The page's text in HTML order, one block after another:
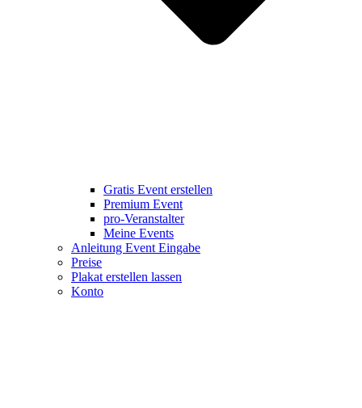
Gratis Event erstellen
Premium Event
pro-Veranstalter
Meine Events
Anleitung Event Eingabe
Preise
Plakat erstellen lassen
Konto